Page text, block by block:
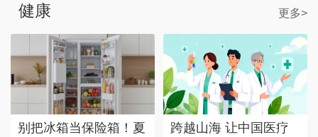
健康 更多>
别把冰箱当保险箱！夏
跨越山海 让中国医疗